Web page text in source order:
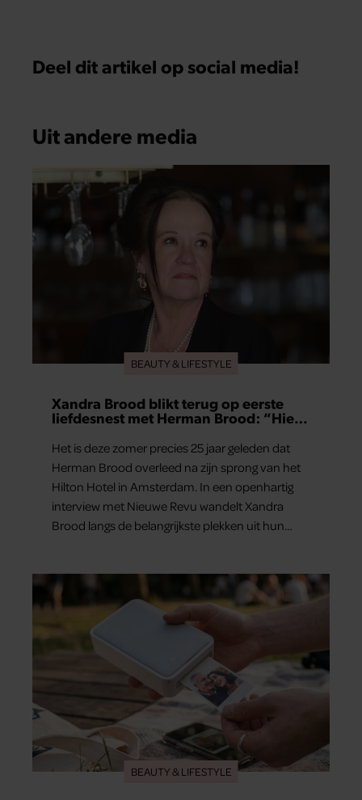
Deel dit artikel op social media!
Uit andere media
BEAUTY & LIFESTYLE
Xandra Brood blikt terug op eerste
liefdesnest met Herman Brood: “Hier
Het is deze zomer precies 25 jaar geleden dat
Herman Brood overleed na zijn sprong van het
Hilton Hotel in Amsterdam. In een openhartig
interview met Nieuwe Revu wandelt Xandra
Brood langs de belangrijkste plekken uit hun
aan herinneringen op. Daar begon hun leven
samen en werd dochter Lola geboren.
BEAUTY & LIFESTYLE